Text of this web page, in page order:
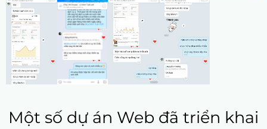
Một số dự án Web đã triển khai